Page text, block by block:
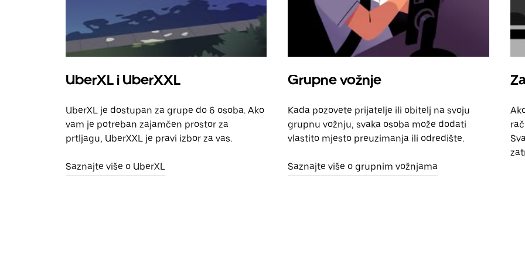
UberXL i UberXXL
UberXL je dostupan za grupe do 6 osoba. Ako
vam je potreban zajamčen prostor za
prtljagu, UberXXL je pravi izbor za vas.
Saznajte više o UberXL
Grupne vožnje
Kada pozovete prijatelje ili obitelj na svoju
grupnu vožnju, svaka osoba može dodati
vlastito mjesto preuzimanja ili odredište.
Saznajte više o grupnim vožnjama